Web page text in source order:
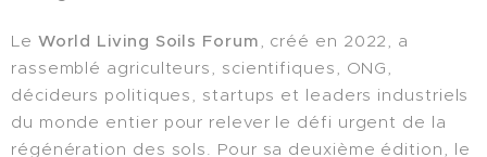
Le World Living Soils Forum , créé en 2022, a
rassemblé agriculteurs, scientifiques, ONG,
décideurs politiques, startups et leaders industriels
du monde entier pour relever le défi urgent de la
régénération des sols. Pour sa deuxième édition, le